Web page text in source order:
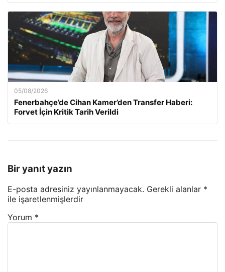
05/08/2026
Fenerbahçe’de Cihan Kamer’den Transfer Haberi:
Forvet İçin Kritik Tarih Verildi
Bir yanıt yazın
E-posta adresiniz yayınlanmayacak. Gerekli alanlar *
ile işaretlenmişlerdir
Yorum *